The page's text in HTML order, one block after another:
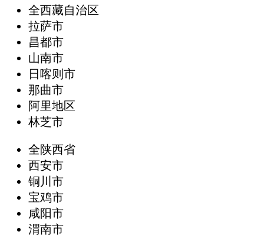
全西藏自治区
拉萨市
昌都市
山南市
日喀则市
那曲市
阿里地区
林芝市
全陕西省
西安市
铜川市
宝鸡市
咸阳市
渭南市